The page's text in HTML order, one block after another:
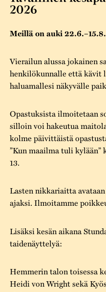
2026
Meillä on auki
Vierailun alussa jokainen
henkilökunnalle että kävit
haluamallesi näkyvälle
Opastuksista ilmoitetaan
silloin voi hakeutua
kolme päivittäistä
”Kun maailma tuli kylään”
13.
Lasten nikkariaitta
ajaksi. Ilmoitamme
Lisäksi kesän aikana
taidenäyttelyä:
Hemmerin talon toisessa
Heidi von Wright sekä